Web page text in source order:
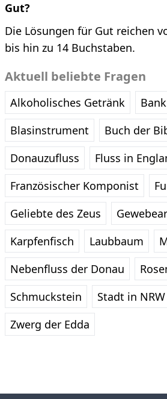
Gut?
Die Lösungen für Gut reichen
bis hin zu 14 Buchstaben.
Aktuell beliebte Fragen
Alkoholisches Getränk
Blasinstrument
Buch der
Donauzufluss
Fluss in
Französischer Komponist
Geliebte des Zeus
Karpfenfisch
Laubbaum
Nebenfluss der Donau
Schmuckstein
Stadt in NRW
Zwerg der Edda